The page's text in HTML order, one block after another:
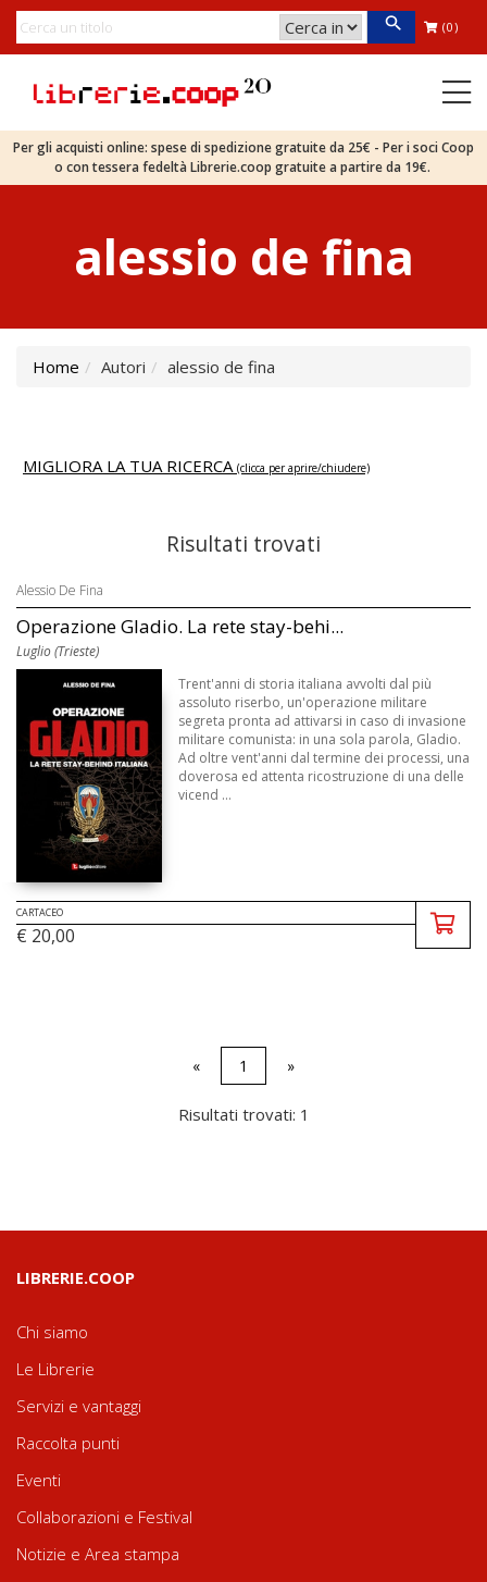
(0)
Per gli acquisti online: spese di spedizione gratuite da 25€ - Per i soci Coop
o con tessera fedeltà Librerie.coop gratuite a partire da 19€.
alessio de fina
Home Autori alessio de fina
MIGLIORA LA TUA RICERCA (clicca per aprire/chiudere)
Risultati trovati
Alessio De Fina
Operazione Gladio. La rete stay-behi...
Luglio (Trieste)
Trent'anni di storia italiana avvolti dal più
assoluto riserbo, un'operazione militare
segreta pronta ad attivarsi in caso di invasione
militare comunista: in una sola parola, Gladio.
Ad oltre vent'anni dal termine dei processi, una
doverosa ed attenta ricostruzione di una delle
vicend ...
CARTACEO
€ 20,00
« 1 »
Risultati trovati: 1
LIBRERIE.COOP
Chi siamo
Le Librerie
Servizi e vantaggi
Raccolta punti
Eventi
Collaborazioni e Festival
Notizie e Area stampa